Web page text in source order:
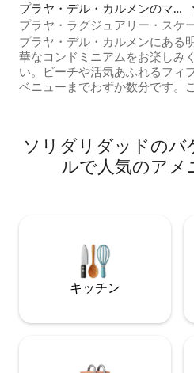
プラヤ・デル・カルメンのマン
ション・アパート
プラヤ・ラグジュアリー・スケ
| サウナ | 駐車場 | バーベキュー
プラヤ・デル・カルメンにある
華なコンドミニアムをお楽しみ
い。ビーチや活気あふれるフィ
ベニューまでわずか数分です。
ーター、遮光カーテン、ビーチ
セルフチェックイン、無料駐車
ートスタイルのアメニティが備
に最適です。
ソリダリダッドのバ
ルで人気のアメ
キッチン